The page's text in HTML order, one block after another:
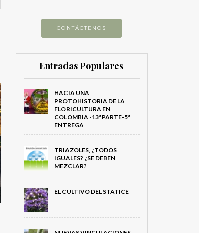
CONTÁCTENOS
Entradas Populares
HACIA UNA
PROTOHISTORIA DE LA
FLORICULTURA EN
COLOMBIA -13ª PARTE-5ª
ENTREGA
TRIAZOLES, ¿TODOS
IGUALES? ¿SE DEBEN
MEZCLAR?
EL CULTIVO DEL STATICE